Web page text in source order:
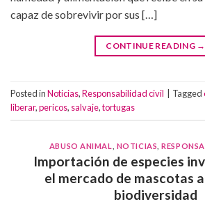
capaz de sobrevivir por sus […]
CONTINUE READING →
Posted inNoticias,Responsabilidad civil Tagged
liberar,pericos, salvaje,tortugas
ABUSO ANIMAL NOTICIAS ,
Importación de especies
el mercado de mascotas
biodiversidad